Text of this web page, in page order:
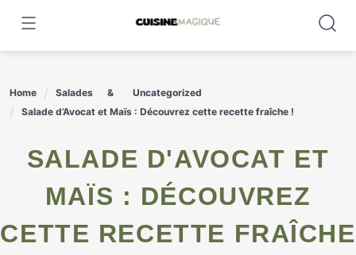
content
Home Salades
Uncategorized
Salade d’Avocat et Maïs : Découvrez cette recette fraîche !
SALADE D'AVOCAT ET
MAÏS : DÉCOUVREZ
CETTE RECETTE FRAÎCHE